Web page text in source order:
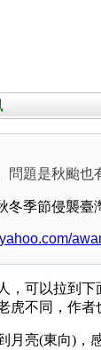
問題是秋颱也
冬季節侵襲臺
，可以拉到下
虎不同，作
月亮(東向)，